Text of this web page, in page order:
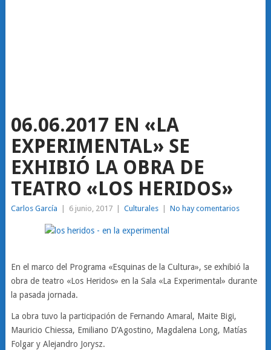
06.06.2017 EN «LA
EXPERIMENTAL» SE
EXHIBIÓ LA OBRA DE
TEATRO «LOS HERIDOS»
Carlos García 6 junio, 2017 Culturales No hay comentarios
En el marco del Programa «Esquinas de la Cultura», se exhibió la
obra de teatro «Los Heridos» en la Sala «La Experimental» durante
la pasada jornada.
La obra tuvo la participación de Fernando Amaral, Maite Bigi,
Mauricio Chiessa, Emiliano D’Agostino, Magdalena Long, Matías
Folgar y Alejandro Jorysz.